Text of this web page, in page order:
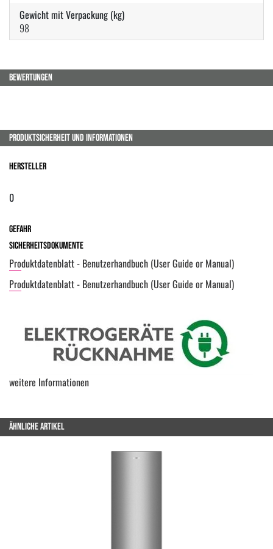
Gewicht mit Verpackung (kg)
98
BEWERTUNGEN
PRODUKTSICHERHEIT UND INFORMATIONEN
Hersteller
0
Gefahr
Sicherheitsdokumente
Produktdatenblatt - Benutzerhandbuch (User Guide or Manual)
Produktdatenblatt - Benutzerhandbuch (User Guide or Manual)
weitere Informationen
ÄHNLICHE ARTIKEL